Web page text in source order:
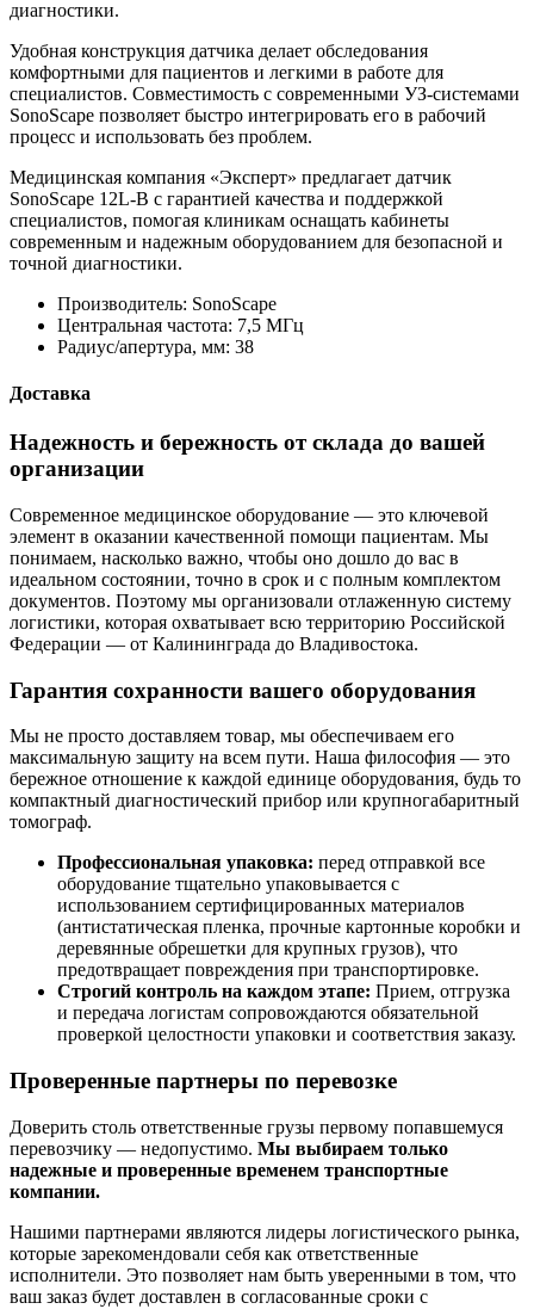
диагностики.
Удобная конструкция датчика делает обследования
комфортными для пациентов и легкими в работе для
специалистов. Совместимость с современными УЗ‑системами
SonoScape позволяет быстро интегрировать его в рабочий
процесс и использовать без проблем.
Медицинская компания «Эксперт» предлагает датчик
SonoScape 12L-B с гарантией качества и поддержкой
специалистов, помогая клиникам оснащать кабинеты
современным и надежным оборудованием для безопасной и
точной диагностики.
Производитель: SonoScape
Центральная частота: 7,5 МГц
Радиуc/апертура, мм: 38
Доставка
Надежность и бережность от склада до вашей
организации
Современное медицинское оборудование — это ключевой
элемент в оказании качественной помощи пациентам. Мы
понимаем, насколько важно, чтобы оно дошло до вас в
идеальном состоянии, точно в срок и с полным комплектом
документов. Поэтому мы организовали отлаженную систему
логистики, которая охватывает всю территорию Российской
Федерации — от Калининграда до Владивостока.
Гарантия сохранности вашего оборудования
Мы не просто доставляем товар, мы обеспечиваем его
максимальную защиту на всем пути. Наша философия — это
бережное отношение к каждой единице оборудования, будь то
компактный диагностический прибор или крупногабаритный
томограф.
Профессиональная упаковка: перед отправкой все
оборудование тщательно упаковывается с
использованием сертифицированных материалов
(антистатическая пленка, прочные картонные коробки и
деревянные обрешетки для крупных грузов), что
предотвращает повреждения при транспортировке.
Строгий контроль на каждом этапе: Прием, отгрузка
и передача логистам сопровождаются обязательной
проверкой целостности упаковки и соответствия заказу.
Проверенные партнеры по перевозке
Доверить столь ответственные грузы первому попавшемуся
перевозчику — недопустимо. Мы выбираем только
надежные и проверенные временем транспортные
компании.
Нашими партнерами являются лидеры логистического рынка,
которые зарекомендовали себя как ответственные
исполнители. Это позволяет нам быть уверенными в том, что
ваш заказ будет доставлен в согласованные сроки с